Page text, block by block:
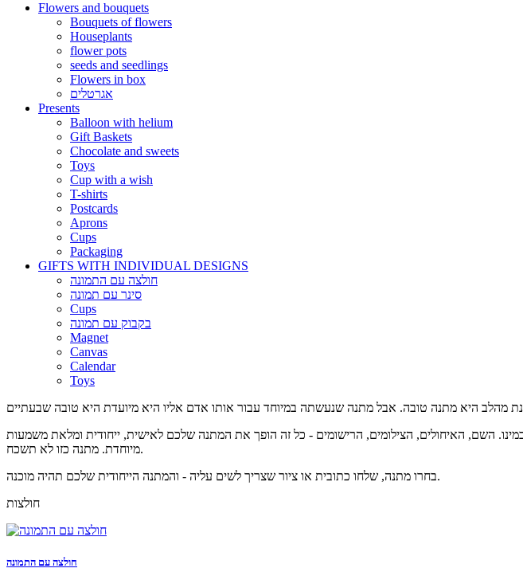
Flowers and bouquets
Bouquets of flowers
Houseplants
flower pots
seeds and seedlings
Flowers in box
אגרטלים
Presents
Balloon with helium
Gift Baskets
Сhocolate and sweets
Toys
Cup with a wish
T-shirts
Postcards
Aprons
Cups
Packaging
GIFTS WITH INDIVIDUAL DESIGNS
חולצה עם התמונה
סינר עם תמונה
Cups
בקבוק עם תמונה
Magnet
Canvas
Calendar
Toys
השם, האיחולים, הצילומים, הרישומים - כל זה הופך את המתנה שלכם לאישית, ייחודית ומלאת משמעות
מיוחדת. מתנה כזו לא תשכח.
בחרו מתנה, שלחו כתובית או ציור שצריך לשים עליה - והמתנה הייחודית שלכם תהיה מוכנה.
חולצות
חולצה עם התמונה